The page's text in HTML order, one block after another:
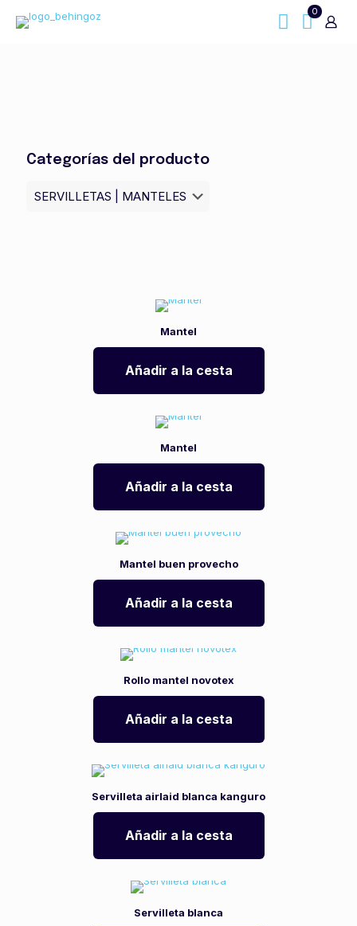
0
Categorías del producto
Mantel
Añadir a la cesta
Mantel
Añadir a la cesta
Mantel buen provecho
Añadir a la cesta
Rollo mantel novotex
Añadir a la cesta
Servilleta airlaid blanca kanguro
Añadir a la cesta
Servilleta blanca